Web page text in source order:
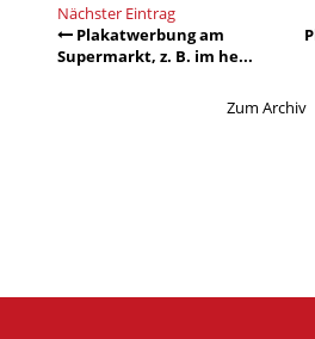
Nächster Eintrag
Plakatwerbung am
Supermarkt, z. B. im he...
Zum Archiv